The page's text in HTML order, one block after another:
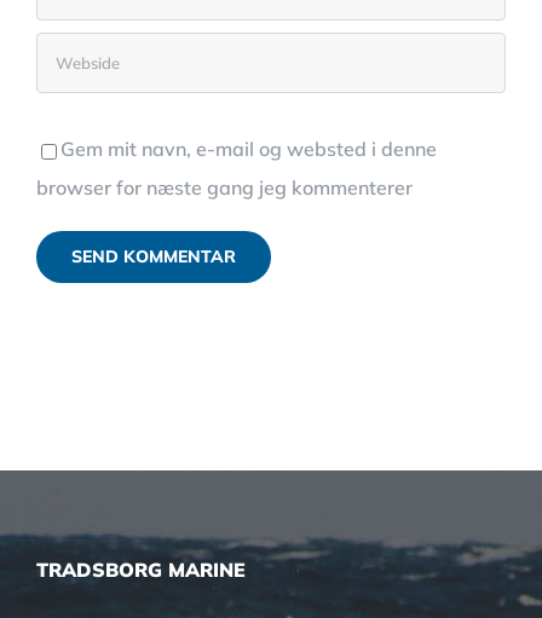
Gem mit navn, e-mail og websted i denne
browser for næste gang jeg kommenterer
TRADSBORG MARINE